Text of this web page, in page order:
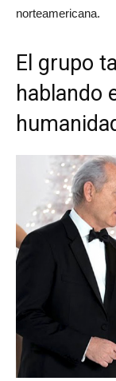
norteamericana.
El grupo
hablando